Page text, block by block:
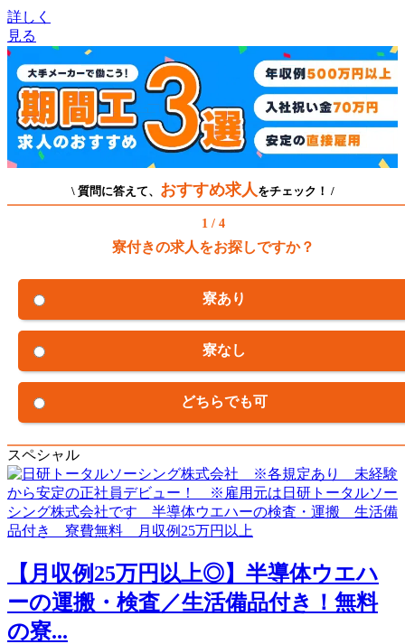
詳しく
見る
\ 質問に答えて、 おすすめ求人 をチェック！ /
1 / 4
寮付きの求人をお探しですか？
寮あり
寮なし
どちらでも可
スペシャル
【月収例25万円以上◎】半導体ウエハ
ーの運搬・検査／生活備品付き！無料
の寮...